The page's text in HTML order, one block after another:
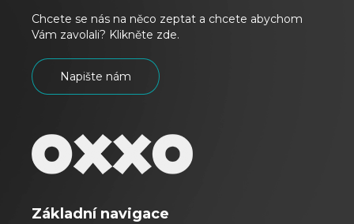
Chcete se nás na něco zeptat a chcete abychom
Vám zavolali? Klikněte zde.
Napište nám
Základní navigace